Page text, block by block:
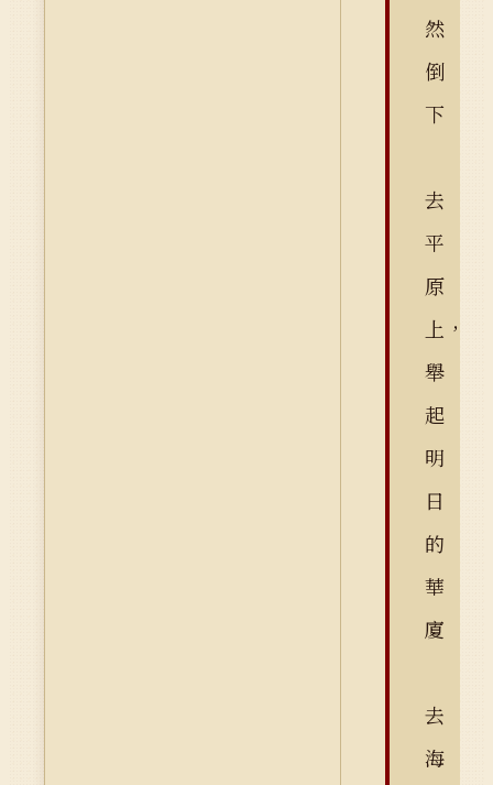
然
倒
下
去
平
原
上，
舉
起
明
日
的
華
廈
去
海